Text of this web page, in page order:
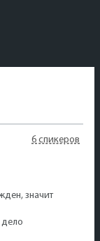
6 спикеров
значит